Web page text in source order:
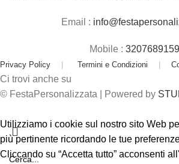
Email :
Mobile : 3207689159
Privacy Policy | Termini e Condizioni |
Ci trovi anche su
© FestaPersonalizzata | Powered by
Utilizziamo i cookie sul nostro sito Web
più pertinente ricordando le tue
Cliccando su “Accetta tutto” acconsenti